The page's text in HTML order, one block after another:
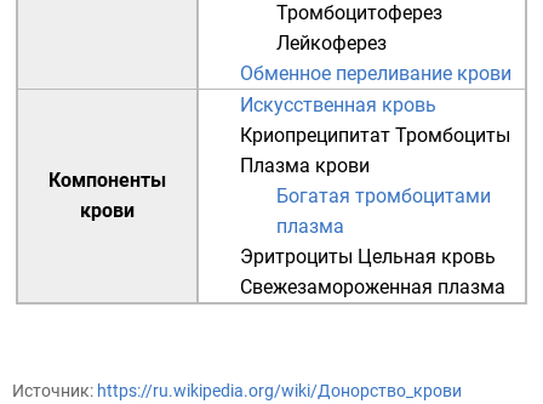
Тромбоцитоферез
Лейкоферез
Обменное переливание крови
Компоненты
крови
Искусственная кровь
Криопреципитат Тромбоциты
Плазма крови
Богатая тромбоцитами
плазма
Эритроциты Цельная кровь
Свежезамороженная плазма
Источник: https://ru.wikipedia.org/wiki/Донорство_крови